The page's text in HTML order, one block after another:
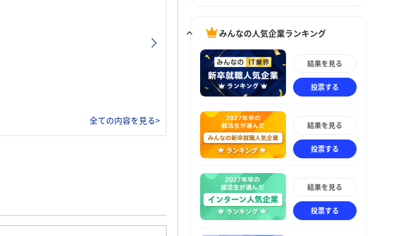
全ての内容を見る>
みんなの人気企業ランキング
結果を見る
投票する
結果を見る
投票する
結果を見る
投票する